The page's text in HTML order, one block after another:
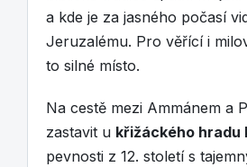
a kde je za jasného počasí
Jeruzalému. Pro věřící i
to silné místo.
Na cestě mezi Ammánem a
zastavit u křižáckého hradu
pevnosti z 12. století s